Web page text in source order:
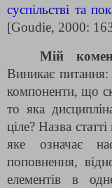
суспільстві та
[Goudie, 2000:
Мій
Виникає питання:
компоненти, що
то яка
ціле? Назва
яке означає
поповнення,
елементів в